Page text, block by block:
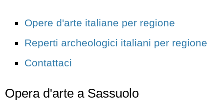
Opere d'arte italiane per regione
Reperti archeologici italiani per regione
Contattaci
Opera d'arte a Sassuolo